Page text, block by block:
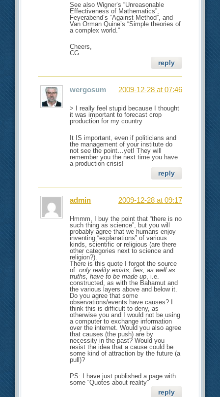
See also Wigner’s “Unreasonable
Effectiveness of Mathematics”,
Feyerabend’s “Against Method”, and
Van Orman Quine’s “Simple theories of
a complex world.”
Cheers,
CG
reply
wergosum 2009-12-28 at 07:46
> I really feel stupid because I thought
it was important to forecast crop
production for my country
It IS important, even if politicians and
the management of your institute do
not see the point…yet! They will
remember you the next time you have
a production crisis!
reply
admin 2009-12-28 at 09:17
Hmmm, I buy the point that “there is no
such thing as science”, but you will
probably agree that we humans enjoy
inventing “explanations” of various
kinds, scientific or religious (are there
other categories next to science and
religion?).
There is this quote I forgot the source
of:only reality exists; lies, as well as
truths, have to be made up , i.e.
constructed, as with the Bahamut and
the various layers above and below it.
Do you agree that some
observations/events have causes? I
think this is difficult to deny, as
otherwise you and I would not be using
a computer to exchange information
over the internet. Would you also agree
that causes (the push) are by
necessity in the past? Would you
resist the idea that a cause could be
some kind of attraction by the future (a
pull)?
PS: I have just published a page with
some “Quotes about reality”
reply